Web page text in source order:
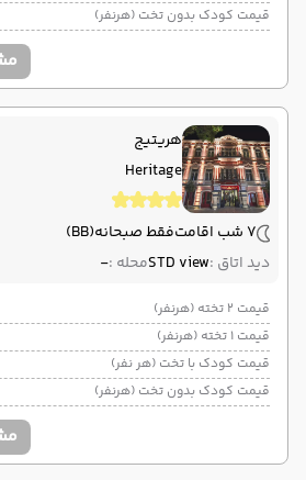
قیمت کودک بدون تخت (هرنفر)
هریتیج
Heritage
7 شب اقامت فقط صبحانه(BB)
دید اتاق :STD viewمحله :-
قیمت 2 تخته (هرنفر)
قیمت 1 تخته (هرنفر)
قیمت کودک با تخت (هر نفر)
قیمت کودک بدون تخت (هرنفر)